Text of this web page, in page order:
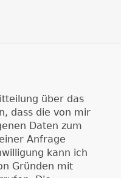
über das
dass die von mir
Daten zum
Anfrage
kann ich
Gründen mit